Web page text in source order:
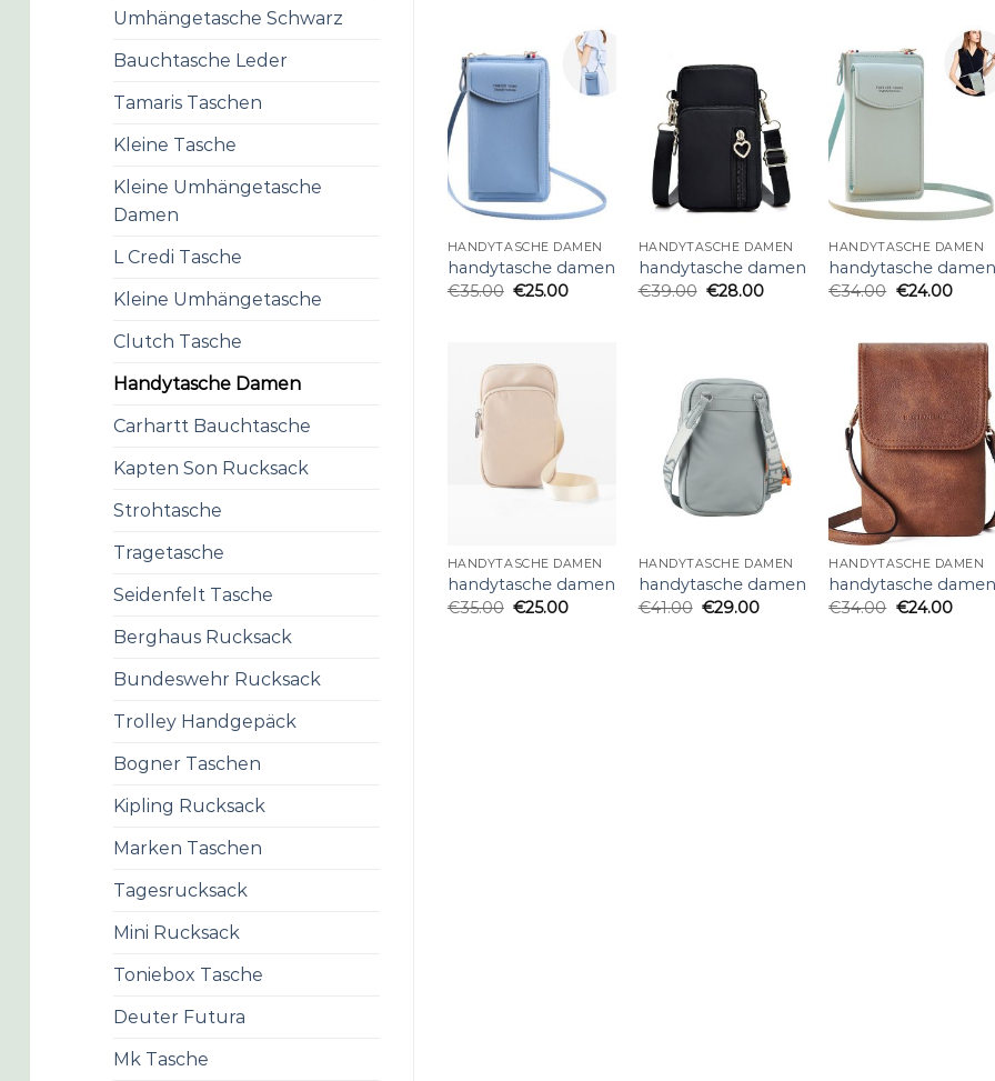
Umhängetasche Schwarz
Bauchtasche Leder
Tamaris Taschen
Kleine Tasche
Kleine Umhängetasche
Damen
L Credi Tasche
Kleine Umhängetasche
Clutch Tasche
Handytasche Damen
Carhartt Bauchtasche
Kapten Son Rucksack
Strohtasche
Tragetasche
Seidenfelt Tasche
Berghaus Rucksack
Bundeswehr Rucksack
Trolley Handgepäck
Bogner Taschen
Kipling Rucksack
Marken Taschen
Tagesrucksack
Mini Rucksack
Toniebox Tasche
Deuter Futura
Mk Tasche
HANDYTASCHE DAMEN
handytasche damen
€35.00 €25.00
HANDYTASCHE DAMEN
handytasche damen
€39.00 €28.00
HANDYTASCHE DAMEN
handytasche
€34.00 €24.00
HANDYTASCHE DAMEN
handytasche damen
€35.00 €25.00
HANDYTASCHE DAMEN
handytasche damen
€41.00 €29.00
HANDYTASCHE DAMEN
handytasche
€34.00 €24.00